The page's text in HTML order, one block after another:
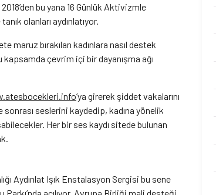
bu yana 16 Günlük Aktivizmle
olanları aydınlatıyor.
maruz bırakılan kadınlara nasıl destek
kapsamda çevrim içi bir dayanışma ağı
’ya girerek şiddet vakalarını
seslerini kaydedip, kadına yönelik
Her bir ses kaydı sitede bulunan
Aydınlat Işık Enstalasyon Sergisi bu sene